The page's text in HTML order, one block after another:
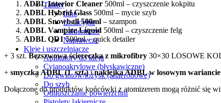
Taśmy
Inne
Izolacyjne
Lakiernicze
Naprawcze
Kleje i uszczelniacze
Aplikatory do kleju
Cyjanoakrylowe (błyskawiczne)
Do gwintów/łożysk (anaerobowe)
Do szyb
Odtłuszczanie powierzchni
ADBL Interior Cleaner 500ml – czyszczenie kokpitu
ADBL Hybrid Glass 500ml – mycie szyb
ADBL Snowball 500ml – szampon
ADBL Vampire Liquid 500ml – czyszczenie felg
ADBL QD1500ml – quick detailer
+ 3 szt. Bezszwowa ściereczka z mikrofibry 30×30 LOSOWE
+ smyczka ADBL (1 szt.)inaklejka ADBL w losowym wariancie
Dołączone do produktów końcówki z atomizerem mogą różnić się